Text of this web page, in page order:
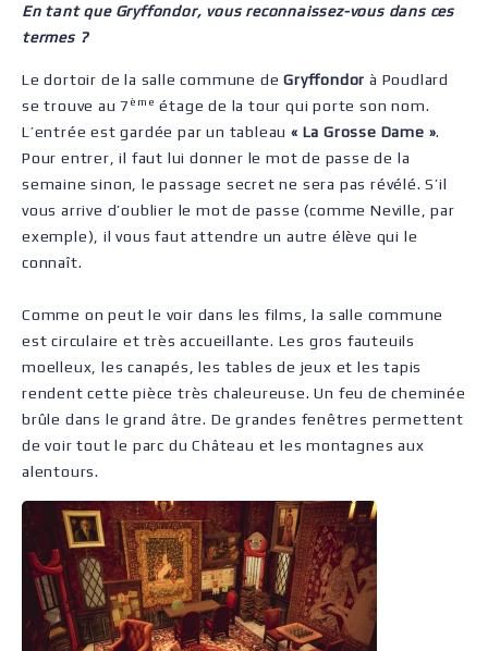
En tant que Gryffondor, vous reconnaissez-vous dans ces
termes ?
Le dortoir de la salle commune deGryffondorà Poudlard
se trouve au 7 ème étage de la tour qui porte son nom.
L’entrée est gardée par un tableau« La Grosse Dame ».
Pour entrer, il faut lui donner le mot de passe de la
semaine sinon, le passage secret ne sera pas révélé. S’il
vous arrive d’oublier le mot de passe (comme Neville, par
exemple), il vous faut attendre un autre élève qui le
connaît.
Comme on peut le voir dans les films, la salle commune
est circulaire et très accueillante. Les gros fauteuils
moelleux, les canapés, les tables de jeux et les tapis
rendent cette pièce très chaleureuse. Un feu de cheminée
brûle dans le grand âtre. De grandes fenêtres permettent
de voir tout le parc du Château et les montagnes aux
alentours.